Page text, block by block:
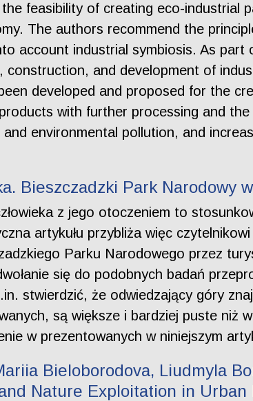
feasibility of creating eco-industrial
The authors recommend the
account industrial symbiosis. As
construction, and development of
developed and proposed for the
with further processing and
environmental pollution, and
Bieszczadzki Park Narodowy
z jego otoczeniem to
artykułu przybliża więc
Parku Narodowego przez
się do podobnych badań
stwierdzić, że odwiedzający góry
są większe i bardziej puste niż
w prezentowanych w niniejszym
Bieloborodova, Liudmyla
Nature Exploitation in Urban